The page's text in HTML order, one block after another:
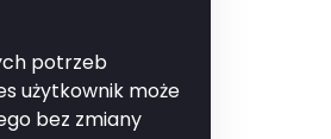
potrzeb
użytkownik może
bez zmiany